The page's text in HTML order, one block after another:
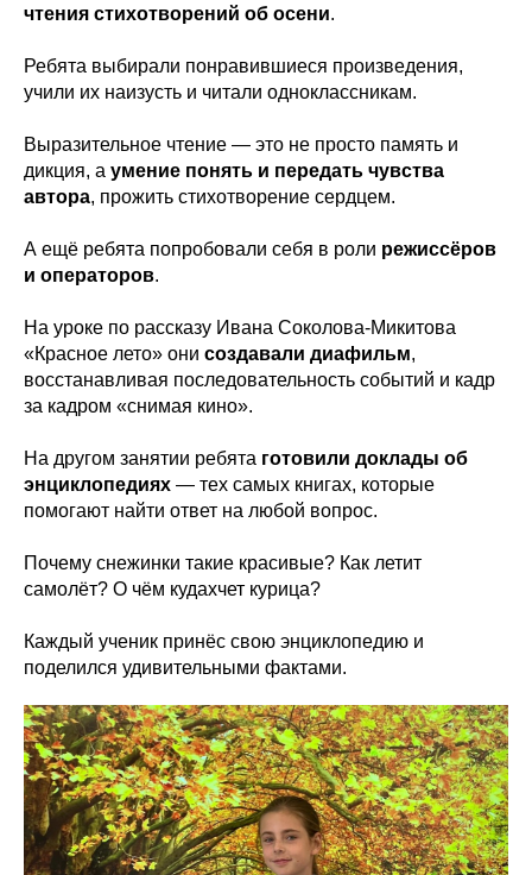
чтения стихотворений об осени.
Ребята выбирали понравившиеся произведения,
учили их наизусть и читали одноклассникам.
Выразительное чтение — это не просто память и
дикция, а умение понять и передать чувства
автора, прожить стихотворение сердцем.
А ещё ребята попробовали себя в роли режиссёров
и операторов.
На уроке по рассказу Ивана Соколова-Микитова
«Красное лето» они создавали диафильм,
восстанавливая последовательность событий и кадр
за кадром «снимая кино».
На другом занятии ребята готовили доклады об
энциклопедиях — тех самых книгах, которые
помогают найти ответ на любой вопрос.
Почему снежинки такие красивые? Как летит
самолёт? О чём кудахчет курица?
Каждый ученик принёс свою энциклопедию и
поделился удивительными фактами.